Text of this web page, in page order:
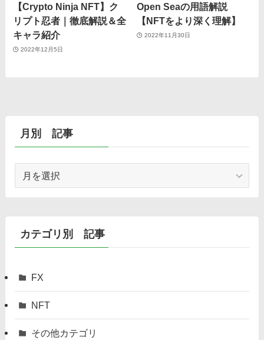
【Crypto Ninja NFT】ク
リプト忍者｜徹底解説＆全
キャラ紹介
2022年12月5日
Open Seaの用語解説
【NFTをより深く理解】
2022年11月30日
月別 記事
記
事
カテゴリ別 記事
FX
NFT
その他カテゴリ